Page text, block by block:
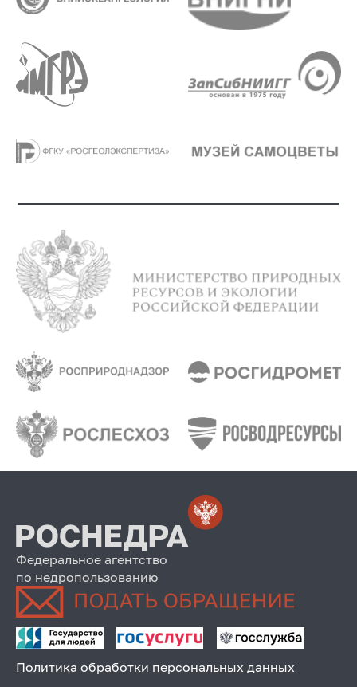
Федеральное агентство
по недропользованию
Политика обработки персональных данных